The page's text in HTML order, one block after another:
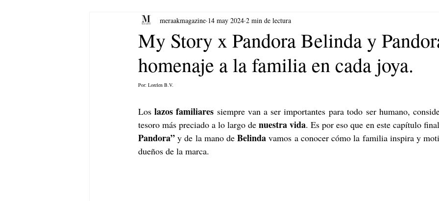
Música. Arte
My Story x Pandora Belinda y
homenaje a la familia en cada joya.
meraakmagazine 14 may 2024 2 min de lectura
Por: Lorelen B.V.
Los lazos familiares siempre van a ser importantes para todo ser humano,
tesoro más preciado a lo largo de nuestra vida. Es por eso que en este capítulo
Pandora” y de la mano de Belinda vamos a conocer cómo la familia inspira y
dueños de la marca.